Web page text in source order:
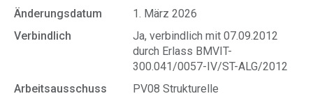
Änderungsdatum
1. März 2026
Verbindlich
Ja, verbindlich mit 07.09.2012
durch Erlass BMVIT-
300.041/0057-IV/ST-ALG/2012
Arbeitsausschuss
PV08 Strukturelle